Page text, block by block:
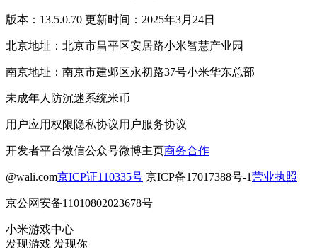
版本：13.5.0.70 更新时间：2025年3月24日
北京地址：北京市昌平区安居路小米智慧产业园
南京地址：南京市建邺区永初路37号小米华东总部
未成年人防沉迷系统米币
用户应用权限隐私协议用户服务协议
开发者平台微信公众号微博主页商务合作
@wali.com京ICP证110335号 京ICP备17017388号-1营业执照
京公网安备11010802023678号
小米游戏中心
发现游戏 发现你